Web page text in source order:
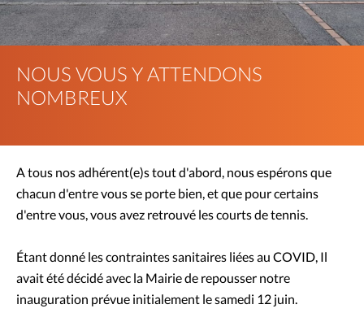
NOUS VOUS Y ATTENDONS
NOMBREUX
A tous nos adhérent(e)s tout d'abord, nous espérons que
chacun d'entre vous se porte bien, et que pour certains
d'entre vous, vous avez retrouvé les courts de tennis.
Étant donné les contraintes sanitaires liées au COVID, Il
avait été décidé avec la Mairie de repousser notre
inauguration prévue initialement le samedi 12 juin.